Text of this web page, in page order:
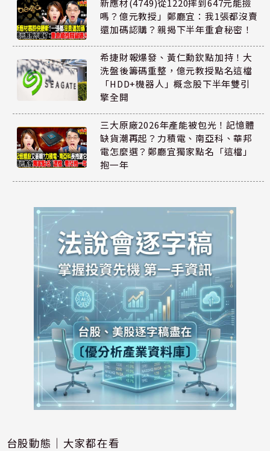
新應材(4749)從1220摔到647元能撿
嗎？億元教授」鄭廳宜：我1張都沒賣
還加碼認購？親揭下半年重倉秘密！
希捷財報爆發、黃仁勳欽點加持！大
洗盤後籌碼重整，億元教授點名這檔
「HDD+機器人」概念股下半年雙引
擎全開
三大原廠2026年產能被包光！記憶體
缺貨潮再起？力積電、南亞科、華邦
電怎麼選？鄭廳宜獨家點名「這檔」
抱一年
台股動態｜大家都在看